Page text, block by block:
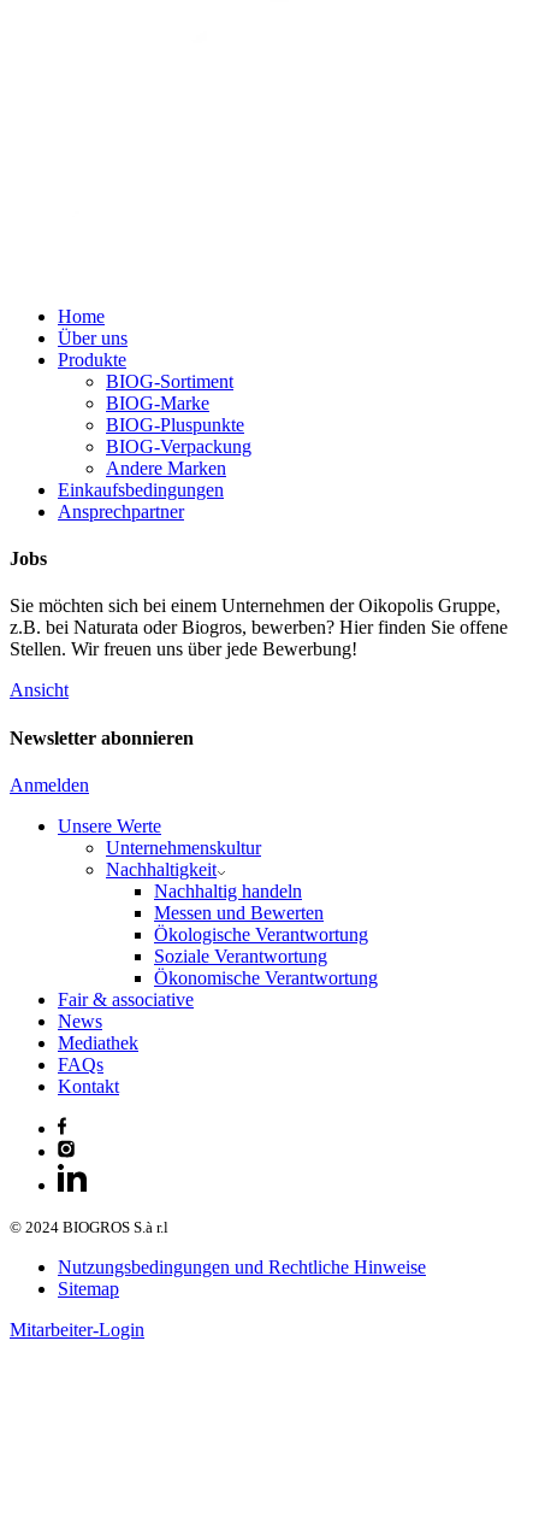
Home
Über uns
Produkte
BIOG-Sortiment
BIOG-Marke
BIOG-Pluspunkte
BIOG-Verpackung
Andere Marken
Einkaufsbedingungen
Ansprechpartner
Jobs
Sie möchten sich bei einem Unternehmen der Oikopolis Gruppe,
z.B. bei Naturata oder Biogros, bewerben? Hier finden Sie offene
Stellen. Wir freuen uns über jede Bewerbung!
Ansicht
Newsletter abonnieren
Anmelden
Unsere Werte
Unternehmenskultur
Nachhaltigkeit
Nachhaltig handeln
Messen und Bewerten
Ökologische Verantwortung
Soziale Verantwortung
Ökonomische Verantwortung
Fair & associative
News
Mediathek
FAQs
Kontakt
© 2024 BIOGROS S.à r.l
Nutzungsbedingungen und Rechtliche Hinweise
Sitemap
Mitarbeiter-Login